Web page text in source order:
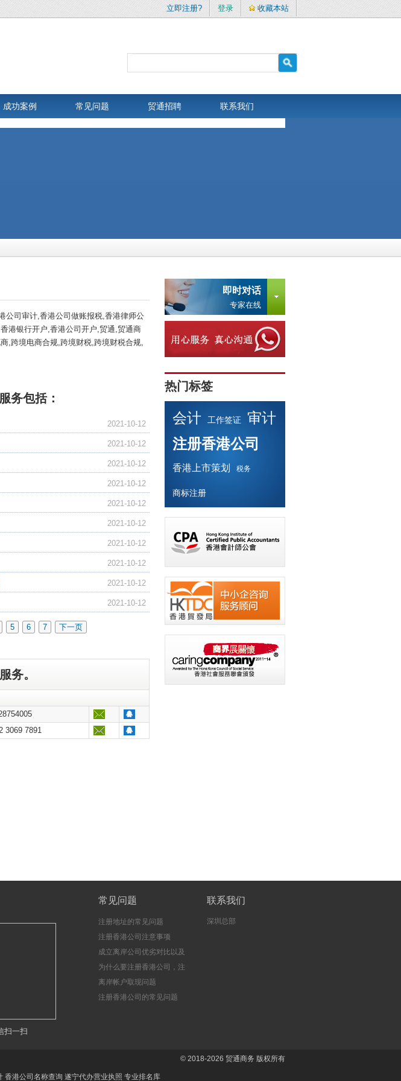
立即注册? 登录 收藏本站
成功案例 常见问题 贸通招聘 联系我们
公司审计,香港公司做账报税,香港律师公
港银行开户,香港公司开户,贸通,贸通商
,跨境电商合规,跨境财税,跨境财税合规,
务包括：
2021-10-12
2021-10-12
2021-10-12
2021-10-12
2021-10-12
2021-10-12
2021-10-12
2021-10-12
2021-10-12
2021-10-12
5 6 7 下一页
务。
3069 7891
即时对话
专家在线
热门标签
会计 工作签证
审计
注册香港公司
香港上市策划 税务
商标注册
扫一扫
常见问题
注册地址的常见问题
注册香港公司注意事项
成立离岸公司优劣对比以及
注意事项
为什么要注册香港公司，注
册香港公司的好处
离岸帐户取现问题
注册香港公司的常见问题
联系我们
深圳总部
© 2018-2026 贸通商务 版权所有
香港公司名称查询 遂宁代办营业执照 专业排名库